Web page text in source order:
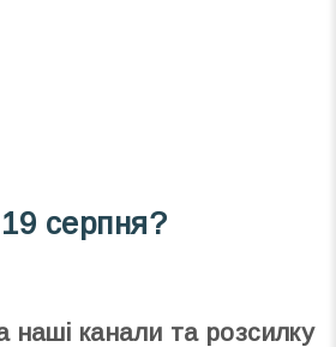
19 серпня?
наші канали та розсилку